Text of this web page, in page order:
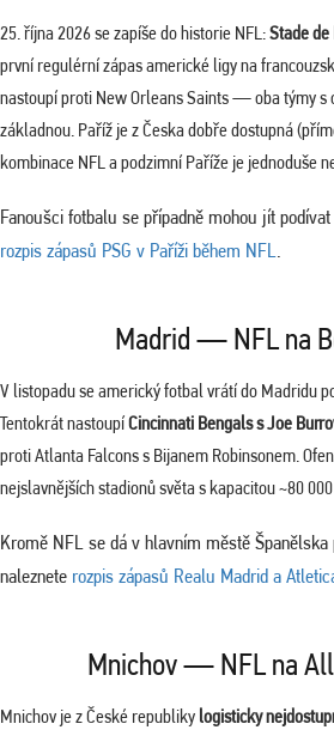
25. října 2026 se zapíše do historie NFL:Stade de
první regulérní zápas americké ligy na
nastoupí proti New Orleans Saints — oba týmy s
základnou. Paříž je z Česka dobře dostupná
kombinace NFL a podzimní Paříže je jednoduše
Fanoušci fotbalu se případně mohou jít
rozpis zápasů PSG v Paříži během NFL.
Madrid — NFL na
V listopadu se americký fotbal vrátí do Madridu
Tentokrát nastoupíCincinnati Bengals s Joe
proti Atlanta Falcons s Bijanem Robinsonem.
nejslavnějších stadionů světa s kapacitou ~80
Kromě NFL se dá v hlavním městě
naleznete rozpis zápasů Realu Madrid a
Mnichov — NFL na
Mnichov je z České republiky logisticky